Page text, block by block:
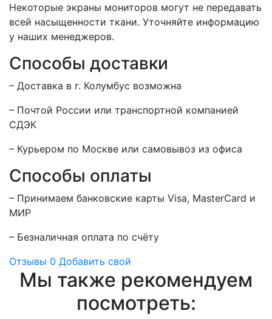
Некоторые экраны мониторов могут не передавать
всей насыщенности ткани. Уточняйте информацию
у наших менеджеров.
Способы доставки
– Доставка в г. Колумбусвозможна
– Почтой России или транспортной компанией
СДЭК
– Курьером по Москве или самовывоз из офиса
Способы оплаты
– Принимаем банковские карты Visa, MasterCard и
МИР
– Безналичная оплата по счёту
Отзывы0 Добавить свой
Мы также рекомендуем
посмотреть: